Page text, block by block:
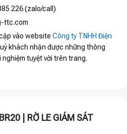
226 (zalo/call)
ttc.com
vào website Công ty TNHH Điện
khách nhận được những thông
tuyệt vời trên trang.
| RỜ LE GIÁM SÁT